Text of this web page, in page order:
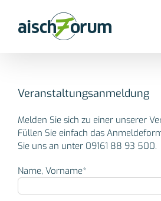
springen
Veranstaltungsanmeldung
Melden Sie sich zu einer unserer
Füllen Sie einfach das
Sie uns an unter 09161 88 93 500.
Name, Vorname*